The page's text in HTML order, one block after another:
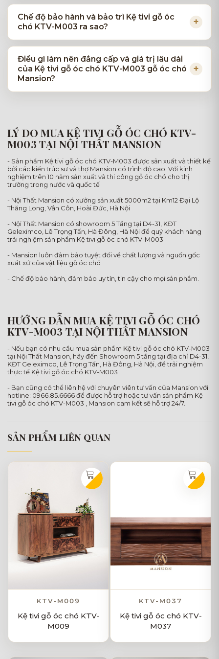
Chế độ bảo hành và bảo trì Kệ tivi gỗ óc
chó KTV-M003 ra sao?
Điều gì làm nên đẳng cấp và giá trị lâu dài
của Kệ tivi gỗ óc chó KTV-M003 gỗ óc chó
Mansion?
LÝ DO MUA KỆ TIVI GỖ ÓC CHÓ KTV-
M003 TẠI NỘI THẤT MANSION
- Sản phẩm Kệ tivi gỗ óc chó KTV-M003 được sản xuất và thiết kế
bởi các kiến trúc sư và thợ Mansion có trình độ cao. Với kinh
nghiệm trên 10 năm sản xuất và thi công gỗ óc chó cho thị
trường trong nước và quốc tế
- Nội Thất Mansion có xưởng sản xuất 5000m2 tại Km12 Đại Lộ
Thăng Long, Vân Côn, Hoài Đức, Hà Nội
- Nội Thất Mansion có showroom 5 Tầng tại D4-31, KĐT
Geleximco, Lê Trọng Tấn, Hà Đông, Hà Nội để quý khách hàng
trải nghiệm sản phẩm Kệ tivi gỗ óc chó KTV-M003
- Mansion luôn đảm bảo tuyệt đối về chất lượng và nguốn gốc
xuất xứ của vật liệu gỗ óc chó
- Chế độ bảo hành, đảm bảo uy tín, tin cậy cho mọi sản phẩm.
HƯỚNG DẪN MUA KỆ TIVI GỖ ÓC CHÓ
KTV-M003 TẠI NỘI THẤT MANSION
- Nếu bạn có nhu cầu mua sản phẩm Kệ tivi gỗ óc chó KTV-M003
tại Nội Thất Mansion, hãy đến Showroom 5 tầng tại địa chỉ D4-31,
KĐT Geleximco, Lê Trọng Tấn, Hà Đông, Hà Nội, để trải nghiệm
thực tế Kệ tivi gỗ óc chó KTV-M003
- Bạn cũng có thể liên hệ với chuyên viên tư vấn của Mansion với
hotline: 0966.85.6666 để được hỗ trợ hoặc tư vấn sản phẩm Kệ
tivi gỗ óc chó KTV-M003 , Mansion cam kết sẽ hỗ trợ 24/7.
SẢN PHẨM LIÊN QUAN
KTV-M009
Kệ tivi gỗ óc chó KTV-
M009
KTV-M037
Kệ tivi gỗ óc chó KTV-
M037